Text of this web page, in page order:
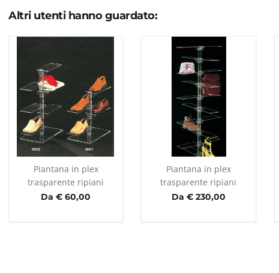
Altri utenti hanno guardato:
Piantana in plex
trasparente ripiani
rettangolari
Da € 60,00
Piantana in plex
trasparente ripiani
rettangolari
Da € 230,00